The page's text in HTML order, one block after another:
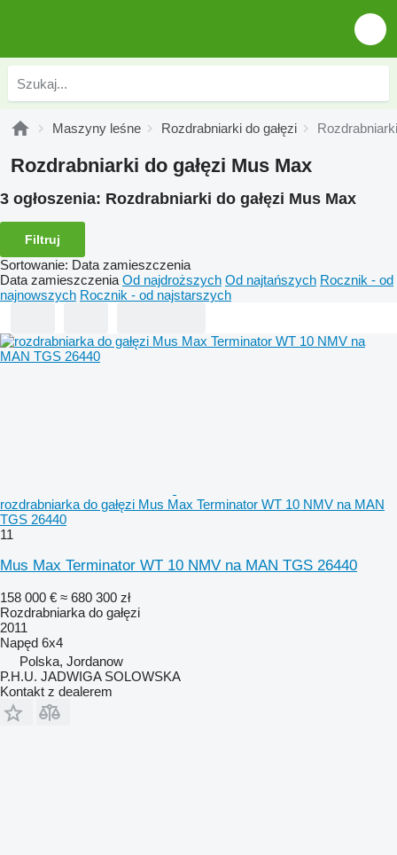
Maszyny leśne Rozdrabniarki do gałęzi
Rozdrabniarki do gałęzi Mus Max
3 ogłoszenia: Rozdrabniarki do gałęzi Mus Max
Filtruj
Sortowanie: Data zamieszczenia
Data zamieszczenia Od najdroższych Od najtańszych Rocznik - od
najnowszych Rocznik - od najstarszych
rozdrabniarka do gałęzi Mus Max Terminator WT 10 NMV na MAN
TGS 26440
11
Mus Max Terminator WT 10 NMV na MAN TGS 26440
158 000 € ≈ 680 300 zł
Rozdrabniarka do gałęzi
2011
Napęd 6x4
Polska, Jordanow
P.H.U. JADWIGA SOLOWSKA
Kontakt z dealerem